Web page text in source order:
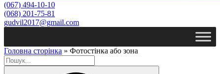
(067) 494-10-10
(068) 201-75-81
gudvil2017@gmail.com
Головна сторінка » Фотостінка або зона